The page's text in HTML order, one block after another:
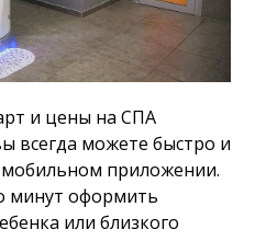
и цены на СПА
всегда можете быстро и
приложении.
минут оформить
или близкого